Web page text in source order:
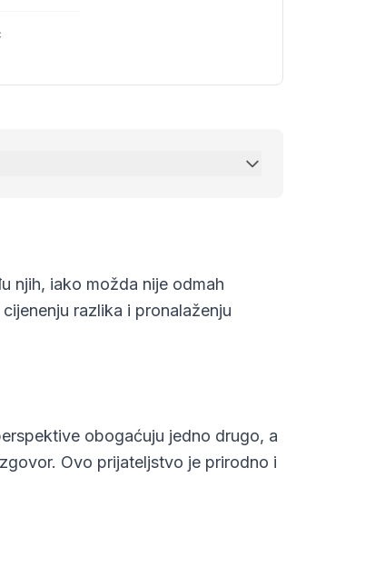
njih, iako možda nije odmah
razlika i pronalaženju
obogaćuju jedno drugo, a
Ovo prijateljstvo je prirodno i